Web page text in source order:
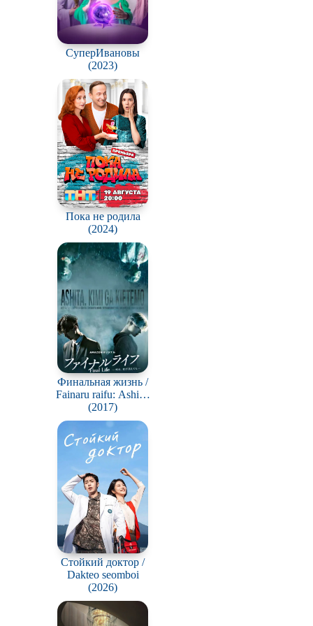
СуперИвановы
(2023)
Пока не родила
(2024)
Финальная жизнь /
Fainaru raifu: Ashita,
kimi ga kietemo
(2017)
Стойкий доктор /
Dakteo seomboi
(2026)